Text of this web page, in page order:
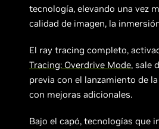
tecnología, elevando una vez
calidad de imagen, la
El ray tracing completo,
Tracing: Overdrive Mode, sale
previa con el lanzamiento de la
con mejoras adicionales.
Bajo el capó, tecnologías que